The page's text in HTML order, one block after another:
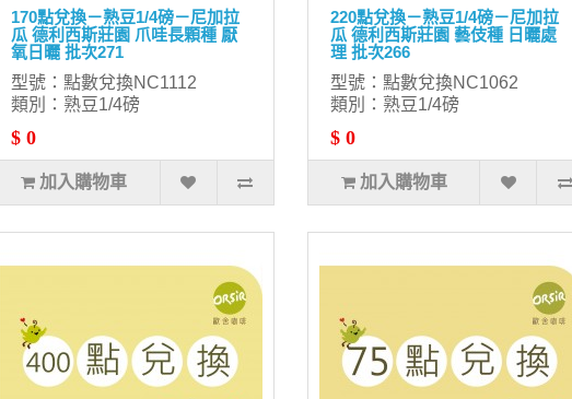
170點兌換－熟豆1/4磅－尼加拉
瓜 德利西斯莊園 爪哇長顆種 厭
氧日曬 批次271
型號：點數兌換NC1112
類別：熟豆1/4磅
$ 0
加入購物車
220點兌換－熟豆1/4磅－尼加拉
瓜 德利西斯莊園 藝伎種 日曬處
理 批次266
型號：點數兌換NC1062
類別：熟豆1/4磅
$ 0
加入購物車